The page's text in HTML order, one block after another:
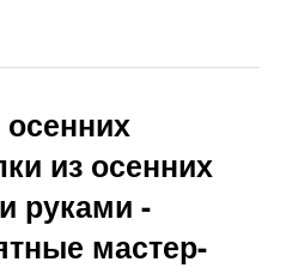
из осенних
руками -
мастер-